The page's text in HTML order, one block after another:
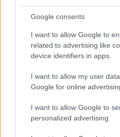
Google consents
I want to allow Google to
related to advertising like
device identifiers in apps.
I want to allow my user
Google for online
I want to allow Google to
personalized advertising.
SEDUTE
Vignetta del